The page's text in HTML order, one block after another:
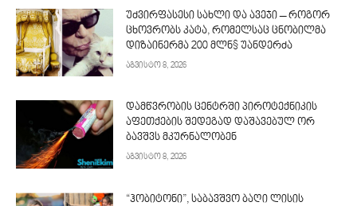
უძვირფასესი სახლი და ავეჯი – როგორ
ცხოვრობს კატა, რომელსაც ცნობილმა
დიზაინერმა 200 მლნ$ უანდერძა
აგვისტო 8, 2026
დამწვრობის ცენტრში პიროტექნიკის
აფეთქების შედეგად დაშავებულ ორ
ბავშვს მკურნალობენ
აგვისტო 8, 2026
“ჰობიტონი”, საბავშვო ბაღი ლისის